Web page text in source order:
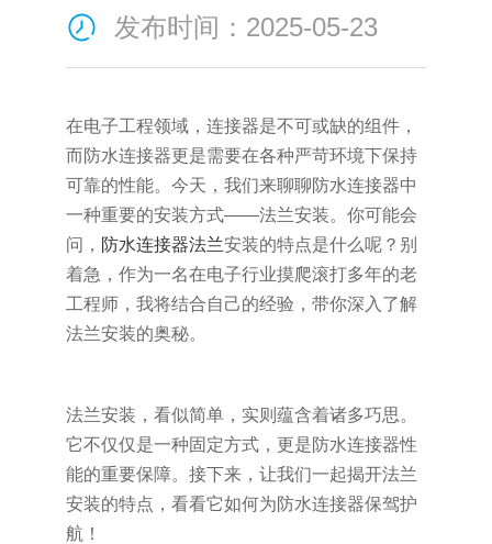
发布时间：2025-05-23
在电子工程领域，连接器是不可或缺的组件，
而防水连接器更是需要在各种严苛环境下保持
可靠的性能。今天，我们来聊聊防水连接器中
一种重要的安装方式——法兰安装。你可能会
问， 防水连接器法兰安装的特点是什么呢？别
着急，作为一名在电子行业摸爬滚打多年的老
工程师，我将结合自己的经验，带你深入了解
法兰安装的奥秘。
法兰安装，看似简单，实则蕴含着诸多巧思。
它不仅仅是一种固定方式，更是防水连接器性
能的重要保障。接下来，让我们一起揭开法兰
安装的特点，看看它如何为防水连接器保驾护
航！